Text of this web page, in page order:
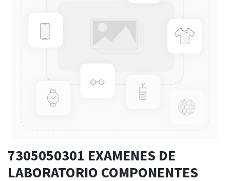
7305050301 EXAMENES DE
LABORATORIO COMPONENTES